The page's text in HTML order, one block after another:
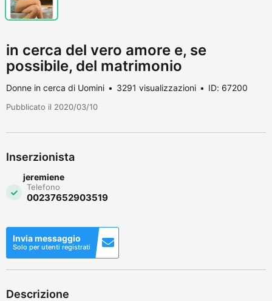
in cerca del vero amore e, se
possibile, del matrimonio
Donne in cerca di Uomini 3291 visualizzazioni ID: 67200
Pubblicato il 2020/03/10
Inserzionista
jeremiene
Telefono
00237652903519
Invia messaggio
Solo per utenti registrati
Descrizione